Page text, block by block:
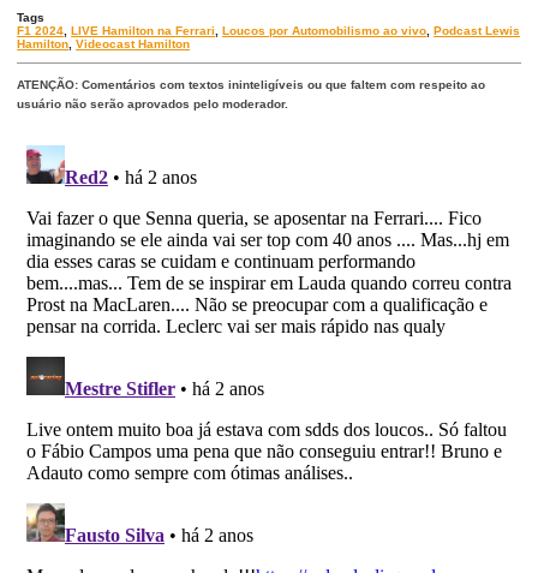
Tags
F1 2024 ,LIVE Hamilton na Ferrari ,Loucos por Automobilismo ao vivo ,Podcast Lewis
Hamilton ,Videocast Hamilton
ATENÇÃO: Comentários com textos ininteligíveis ou que faltem com respeito ao
usuário não serão aprovados pelo moderador.